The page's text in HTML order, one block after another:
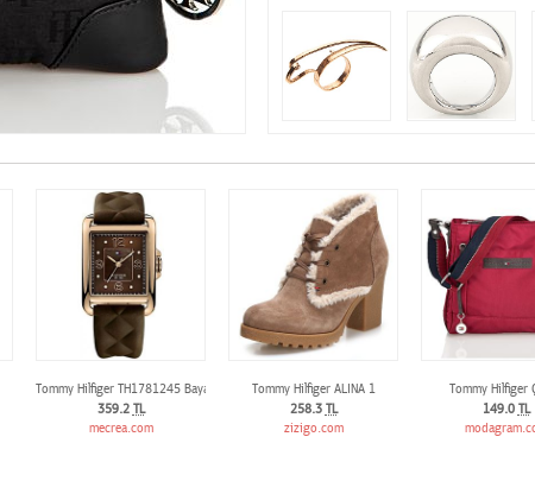
Tommy Hilfiger TH1781245 Bayan kol saati
359.2 TL
mecrea.com
Tommy Hilfiger ALINA 1
258.3 TL
zizigo.com
Tommy Hilfiger
149.0 TL